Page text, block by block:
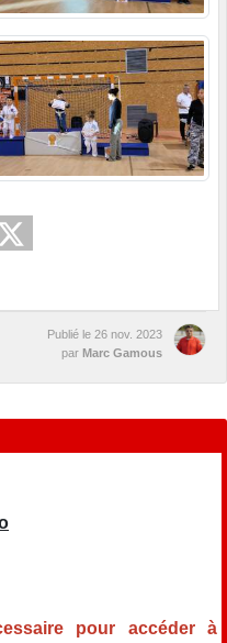
Publié le 26 nov. 2023
par Marc Gamous
pour accéder à